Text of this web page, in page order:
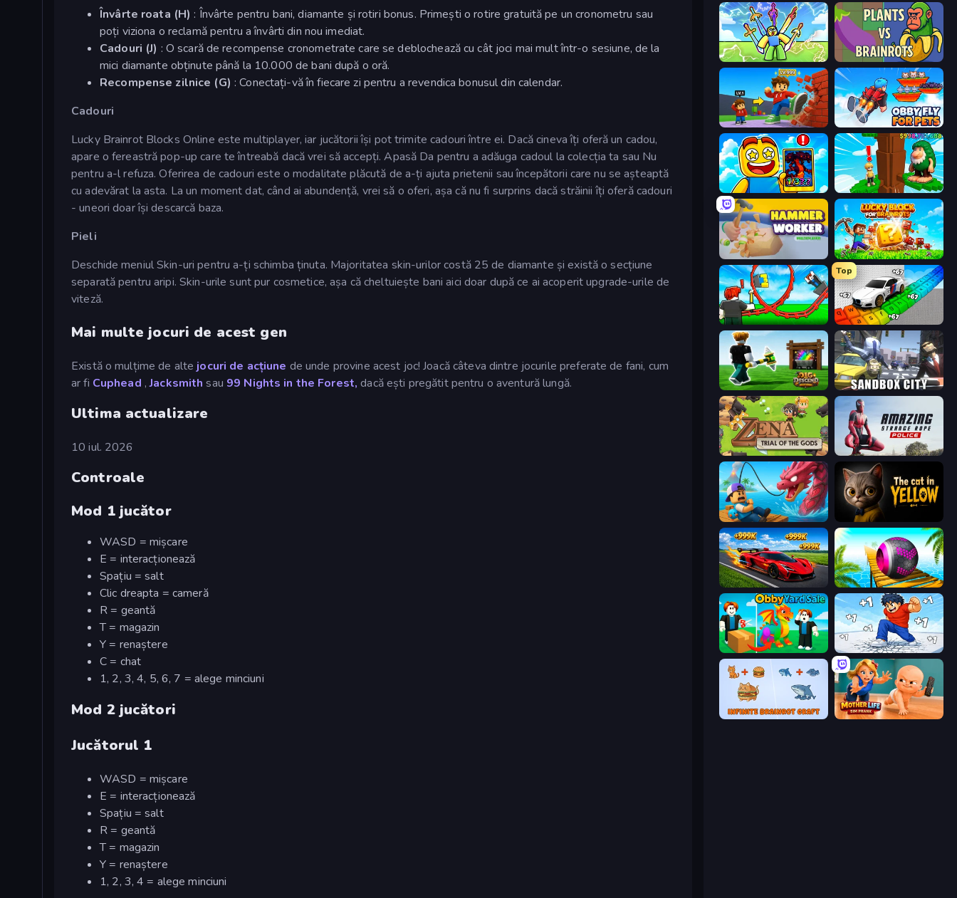
Învârte roata (H) : Învârte pentru bani, diamante și rotiri bonus. Primești o rotire gratuită pe un cronometru sau
poți viziona o reclamă pentru a învârti din nou imediat.
Cadouri (J) : O scară de recompense cronometrate care se deblochează cu cât joci mai mult într-o sesiune, de la
mici diamante obținute până la 10.000 de bani după o oră.
Recompense zilnice (G) : Conectați-vă în fiecare zi pentru a revendica bonusul din calendar.
Cadouri
Lucky Brainrot Blocks Online este multiplayer, iar jucătorii își pot trimite cadouri între ei. Dacă cineva îți oferă un cadou,
apare o fereastră pop-up care te întreabă dacă vrei să accepți. Apasă Da pentru a adăuga cadoul la colecția ta sau Nu
pentru a-l refuza. Oferirea de cadouri este o modalitate plăcută de a-ți ajuta prietenii sau începătorii care nu se așteaptă
cu adevărat la asta. La un moment dat, când ai abundență, vrei să o oferi, așa că nu fi surprins dacă străinii îți oferă cadouri
- uneori doar își descarcă baza.
Pieli
Deschide meniul Skin-uri pentru a-ți schimba ținuta. Majoritatea skin-urilor costă 25 de diamante și există o secțiune
separată pentru aripi. Skin-urile sunt pur cosmetice, așa că cheltuiește bani aici doar după ce ai acoperit upgrade-urile de
viteză.
Mai multe jocuri de acest gen
Există o mulțime de alte jocuri de acțiune de unde provine acest joc! Joacă câteva dintre jocurile preferate de fani, cum
ar fi Cuphead ,Jacksmith sau 99 Nights in the Forest, dacă ești pregătit pentru o aventură lungă.
Ultima actualizare
10 iul. 2026
Controale
Mod 1 jucător
WASD = mișcare
E = interacționează
Spațiu = salt
Clic dreapta = cameră
R = geantă
T = magazin
Y = renaștere
C = chat
1, 2, 3, 4, 5, 6, 7 = alege minciuni
Mod 2 jucători
Jucătorul 1
WASD = mișcare
E = interacționează
Spațiu = salt
R = geantă
T = magazin
Y = renaștere
1, 2, 3, 4 = alege minciuni
Obby vs Brainrot Plants vs Brainrots
Obby: +1 Click Wall Breaker Obby Fly For Pets
Obby Cards: The Legend Hunt Steal Beanstalk for Brainrots
Hammer Worker Lucky Blocks for Brainrots
Build a Rollercoaster: Simulator
Top
Dig and Descend: Obby Mine Sandbox City
Zena: Trial of the Gods Amazing Strange Rope Police
Fish It Now The Cat in Yellow
Rolling Balls Sea Race
Obby Yard Sale Break a Skyscraper
Infinite Brainrot: Craft Merge Mother Life Simulator: Prank